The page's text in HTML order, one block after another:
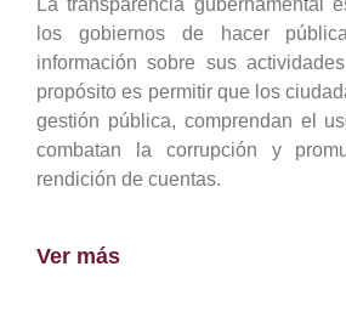
La transparencia gubernamental
los gobiernos de hacer
información sobre sus
propósito es permitir que los
gestión pública, comprendan el
combatan la corrupción y
rendición de cuentas.
Ver más